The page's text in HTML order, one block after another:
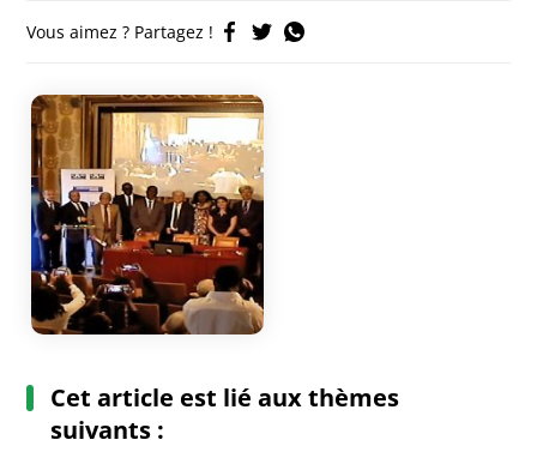
Vous aimez ? Partagez !
Cet article est lié aux thèmes
suivants :